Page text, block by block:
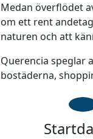
Medan överflödet
om ett rent
naturen och att
Querencia speglar
bostäderna,